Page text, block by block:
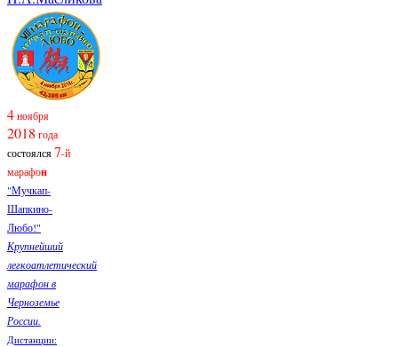
4ноября
2018 года
состоялся7-й
марафон
"Мучкап-
Шапкино-
Любо!"
Крупнейший
легкоатлетический
марафон в
Черноземье
России.
Дистанции: